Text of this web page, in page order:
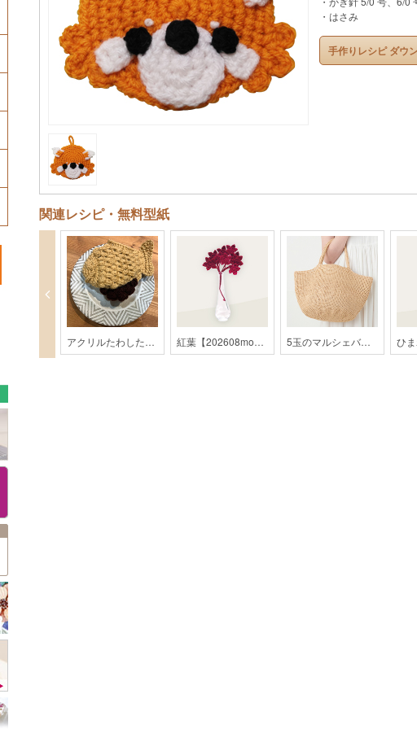
・はさみ
手作りレシピ ダウ
関連レシピ・無料型紙
アクリルたわしたいやき【202309monthly】 紅葉【202608monthly】 5玉のマルシェバッグ【2019SS】